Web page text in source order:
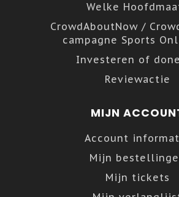
Welke
CrowdAboutNow /
campagne Sports
Investeren of
Reviewactie
MIJN
Account
Mijn
Mijn tickets